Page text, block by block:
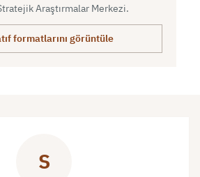
Araştırmalar Merkezi.
formatlarını görüntüle
S